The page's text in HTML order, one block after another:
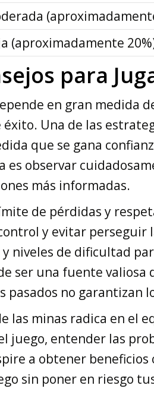
(aproximadamente
para
en gran medida
Una de las
que se gana
observar
más informadas.
de pérdidas y
y evitar
niveles de dificultad
ser una fuente
pasados no garantizan
las minas radica en el
juego, entender las
a obtener
sin poner en riesgo